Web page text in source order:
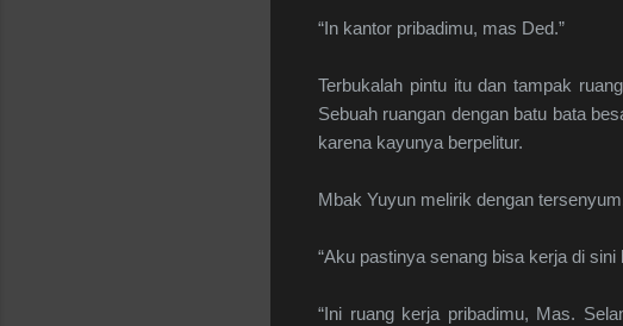
“In kantor pribadimu, mas Ded.”
Terbukalah pintu itu dan tampak
Sebuah ruangan dengan batu bata
karena kayunya berpelitur.
Mbak Yuyun melirik dengan
“Aku pastinya senang bisa kerja di
“Ini ruang kerja pribadimu, Mas.